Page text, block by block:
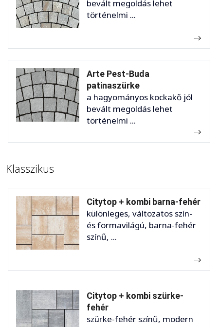
bevált megoldás lehet
történelmi ...
Arte Pest-Buda
patinaszürke
a hagyományos kockakő jól
bevált megoldás lehet
történelmi ...
Klasszikus
Citytop + kombi barna-fehér
különleges, változatos szín-
és formavilágú, barna-fehér
színű, ...
Citytop + kombi szürke-
fehér
szürke-fehér színű, modern